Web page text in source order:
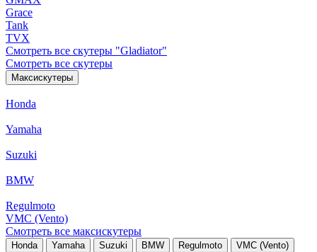
Grace
Tank
TVX
Смотреть все скутеры "Gladiator"
Смотреть все скутеры
Максискутеры
Honda
Yamaha
Suzuki
BMW
Regulmoto
VMC (Vento)
Смотреть все максискутеры
Honda Yamaha Suzuki BMW Regulmoto VMC (Vento)